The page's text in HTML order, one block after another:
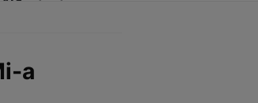
Contact
a